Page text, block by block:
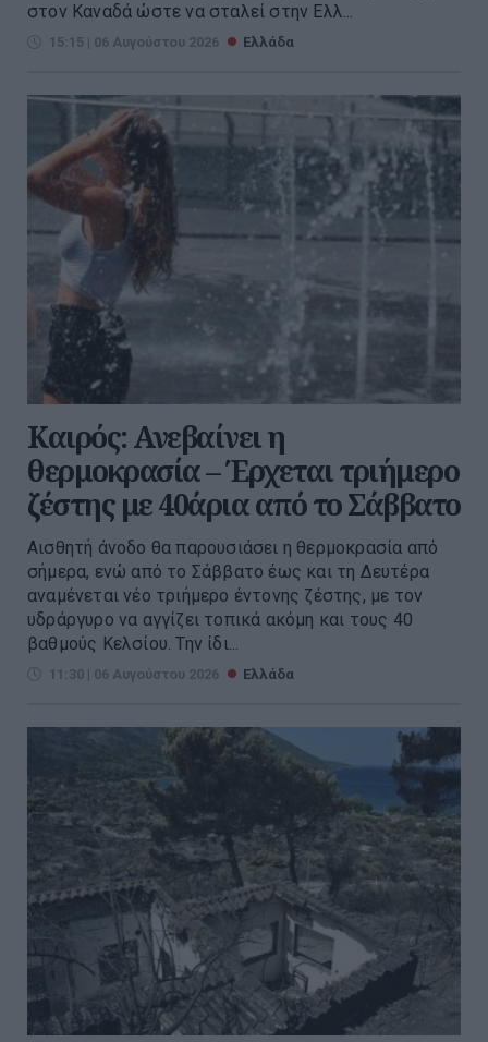
στον Καναδά ώστε να σταλεί στην Ελλ...
15:15 | 06 Αυγούστου 2026 Ελλάδα
Καιρός: Ανεβαίνει η
θερμοκρασία – Έρχεται τριήμερο
ζέστης με 40άρια από το Σάββατο
Αισθητή άνοδο θα παρουσιάσει η θερμοκρασία από
σήμερα, ενώ από το Σάββατο έως και τη Δευτέρα
αναμένεται νέο τριήμερο έντονης ζέστης, με τον
υδράργυρο να αγγίζει τοπικά ακόμη και τους 40
βαθμούς Κελσίου. Την ίδι...
11:30 | 06 Αυγούστου 2026 Ελλάδα